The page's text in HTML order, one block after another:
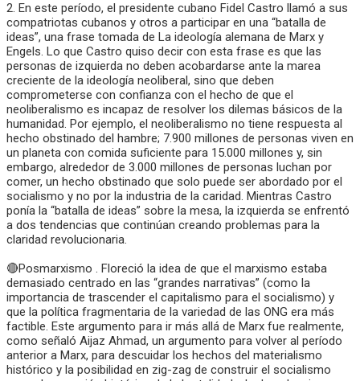
2. En este período, el presidente cubano Fidel Castro llamó a sus
compatriotas cubanos y otros a participar en una “batalla de
ideas”, una frase tomada de La ideología alemana de Marx y
Engels. Lo que Castro quiso decir con esta frase es que las
personas de izquierda no deben acobardarse ante la marea
creciente de la ideología neoliberal, sino que deben
comprometerse con confianza con el hecho de que el
neoliberalismo es incapaz de resolver los dilemas básicos de la
humanidad. Por ejemplo, el neoliberalismo no tiene respuesta al
hecho obstinado del hambre; 7.900 millones de personas viven en
un planeta con comida suficiente para 15.000 millones y, sin
embargo, alrededor de 3.000 millones de personas luchan por
comer, un hecho obstinado que solo puede ser abordado por el
socialismo y no por la industria de la caridad. Mientras Castro
ponía la “batalla de ideas” sobre la mesa, la izquierda se enfrentó
a dos tendencias que continúan creando problemas para la
claridad revolucionaria.
🔴Posmarxismo . Floreció la idea de que el marxismo estaba
demasiado centrado en las “grandes narrativas” (como la
importancia de trascender el capitalismo para el socialismo) y
que la política fragmentaria de la variedad de las ONG era más
factible. Este argumento para ir más allá de Marx fue realmente,
como señaló Aijaz Ahmad, un argumento para volver al período
anterior a Marx, para descuidar los hechos del materialismo
histórico y la posibilidad en zig-zag de construir el socialismo